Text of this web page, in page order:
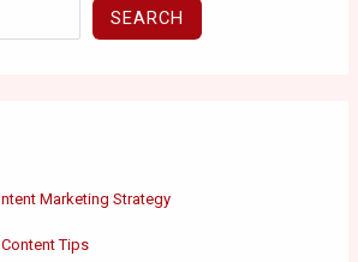
SEARCH
Marketing Strategy
Tips